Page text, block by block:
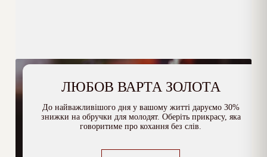
ЛЮБОВ ВАРТА ЗОЛОТА
До найважливішого дня у вашому житті даруємо 30%
знижки на обручки для молодят. Оберіть прикрасу, яка
говоритиме про кохання без слів.